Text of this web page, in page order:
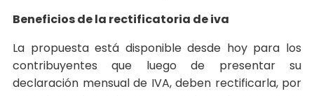
Beneficios de la rectificatoria de iva
La propuesta está disponible desde hoy para los
contribuyentes que luego de presentar su
declaración mensual de IVA, deben rectificarla, por